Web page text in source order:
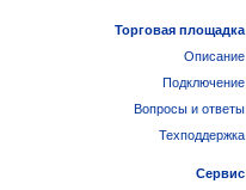
Торговая площадка
Описание
Подключение
Вопросы и ответы
Техподдержка
Сервис